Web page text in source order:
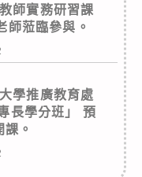
師實務研習課
師蒞臨參與。
學推廣教育處
長學分班」 預
。